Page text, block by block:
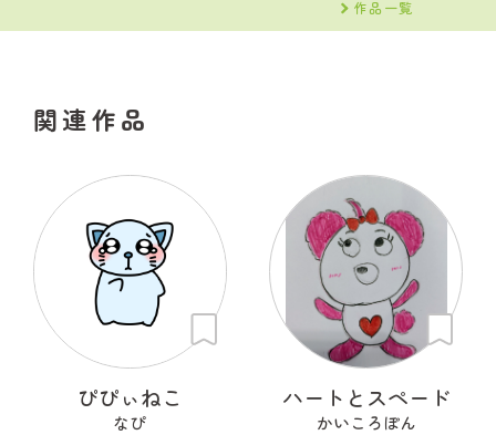
作品一覧
関連作品
ぴぴぃねこ
なぴ
ハートとスペード
かいころぽん